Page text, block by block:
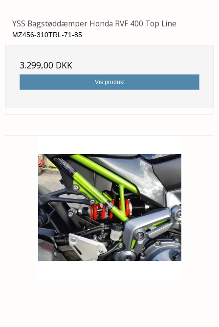
YSS Bagstøddæmper Honda RVF 400 Top Line
MZ456-310TRL-71-85
3.299,00 DKK
Vis produkt